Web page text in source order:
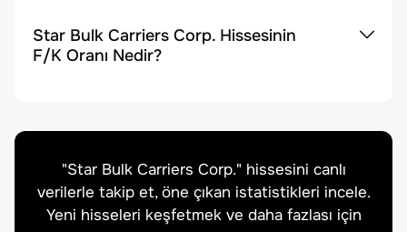
Star Bulk Carriers Corp. Hissesinin
F/K Oranı Nedir?
"Star Bulk Carriers Corp." hissesini canlı
verilerle takip et, öne çıkan istatistikleri incele.
Yeni hisseleri keşfetmek ve daha fazlası için